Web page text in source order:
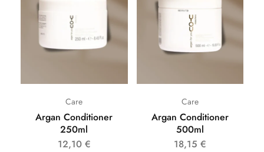
Care
Argan Conditioner
250ml
12,10 €
Care
Argan Conditioner
500ml
18,15 €